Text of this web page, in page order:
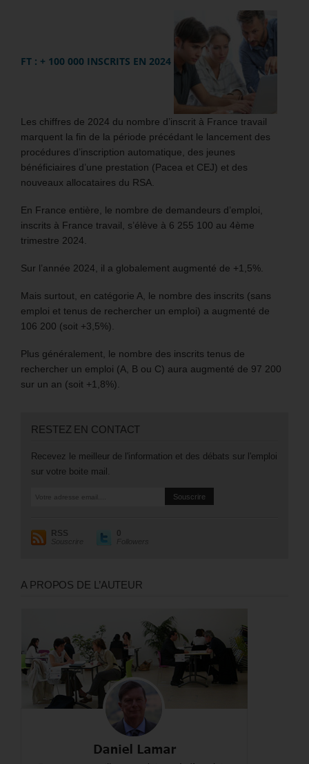
FT : + 100 000 INSCRITS EN 2024
Les chiffres de 2024 du nombre d’inscrit à France travail
marquent la fin de la période précédant le lancement des
procédures d’inscription automatique, des jeunes
bénéficiaires d’une prestation (Pacea et CEJ) et des
nouveaux allocataires du RSA.
En France entière, le nombre de demandeurs d’emploi,
inscrits à France travail, s’élève à 6 255 100 au 4ème
trimestre 2024.
Sur l’année 2024, il a globalement augmenté de +1,5%.
Mais surtout, en catégorie A, le nombre des inscrits (sans
emploi et tenus de rechercher un emploi) a augmenté de
106 200 (soit +3,5%).
Plus généralement, le nombre des inscrits tenus de
rechercher un emploi (A, B ou C) aura augmenté de 97 200
sur un an (soit +1,8%).
RESTEZ EN CONTACT
Recevez le meilleur de l'information et des débats sur l'emploi
sur votre boite mail.
RSS
Souscrire
0
Followers
A PROPOS DE L’AUTEUR